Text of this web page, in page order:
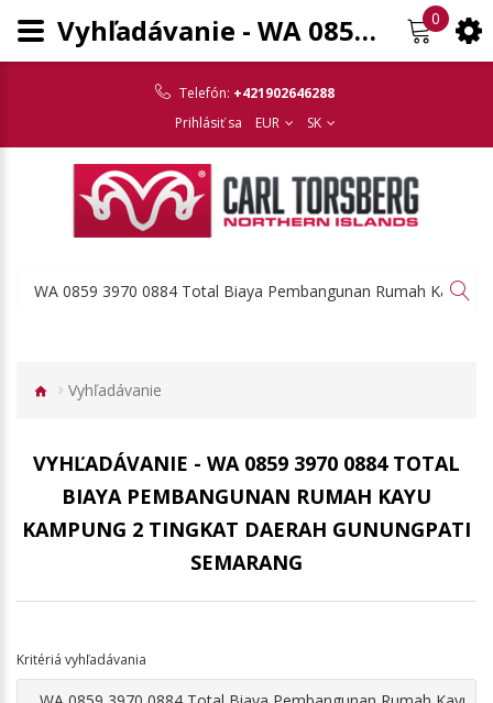
Telefón: +421902646288
Prihlásiť sa
EUR SK
0
Vyhľadávanie
VYHĽADÁVANIE - WA 0859 3970 0884 TOTAL
BIAYA PEMBANGUNAN RUMAH KAYU
KAMPUNG 2 TINGKAT DAERAH GUNUNGPATI
SEMARANG
Kritériá vyhľadávania
Vyhľadávanie - WA 0859 3970 0884 Total Biaya Pembangunan Rumah Kayu Kampung 2 Tingkat Daerah Gunungpati Semarang